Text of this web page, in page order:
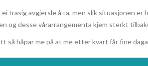
trasig avgjersle å ta, men slik situasjonen er
og desse vårarrangementa kjem sterkt
så håpar me på at me etter kvart får fine